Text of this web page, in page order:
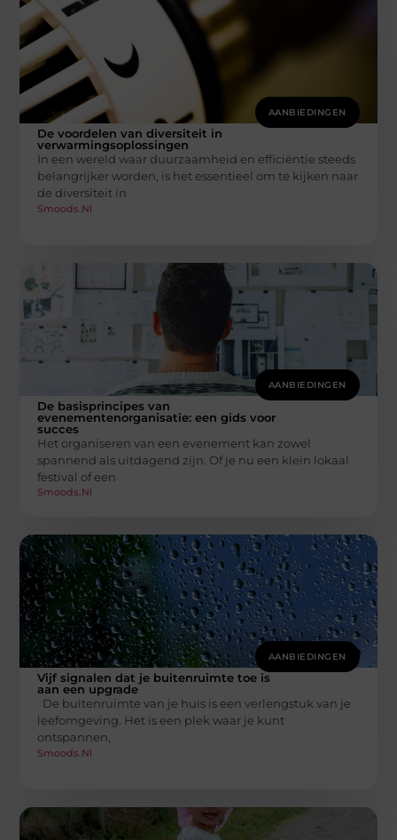
AANBIEDINGEN
De voordelen van diversiteit in
verwarmingsoplossingen
In een wereld waar duurzaamheid en efficiëntie steeds
belangrijker worden, is het essentieel om te kijken naar
de diversiteit in
Smoods.nl
AANBIEDINGEN
De basisprincipes van
evenementenorganisatie: een gids voor
succes
Het organiseren van een evenement kan zowel
spannend als uitdagend zijn. Of je nu een klein lokaal
festival of een
Smoods.nl
AANBIEDINGEN
Vijf signalen dat je buitenruimte toe is
aan een upgrade
De buitenruimte van je huis is een verlengstuk van je
leefomgeving. Het is een plek waar je kunt
ontspannen,
Smoods.nl